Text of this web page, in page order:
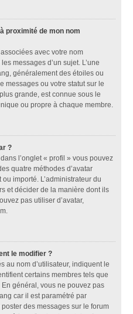
proximité de mon nom
avec votre nom
messages d’un sujet. L’une
généralement des étoiles ou
messages ou votre statut sur le
grande, est connue sous le
ou propre à chaque membre.
?
l’onglet « profil » vous pouvez
quatre méthodes d’avatar
importé. L’administrateur du
et décider de la manière dont ils
pas utiliser d’avatar,
le modifier ?
au nom d’utilisateur, indiquent le
certains membres tels que
général, vous ne pouvez pas
car il est paramétré par
des messages sur le forum